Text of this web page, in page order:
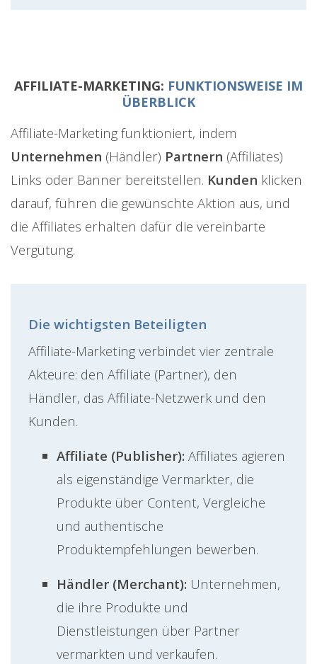
AFFILIATE-MARKETING: FUNKTIONSWEISE IM
ÜBERBLICK
Affiliate-Marketing funktioniert, indem
Unternehmen (Händler) Partnern (Affiliates)
Links oder Banner bereitstellen. Kunden klicken
darauf, führen die gewünschte Aktion aus, und
die Affiliates erhalten dafür die vereinbarte
Vergütung.
Die wichtigsten Beteiligten
Affiliate-Marketing verbindet vier zentrale
Akteure: den Affiliate (Partner), den
Händler, das Affiliate-Netzwerk und den
Kunden.
Affiliate (Publisher): Affiliates agieren
als eigenständige Vermarkter, die
Produkte über Content, Vergleiche
und authentische
Produktempfehlungen bewerben.
Händler (Merchant): Unternehmen,
die ihre Produkte und
Dienstleistungen über Partner
vermarkten und verkaufen.